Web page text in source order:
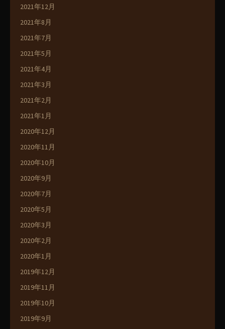
2021年12月
2021年8月
2021年7月
2021年5月
2021年4月
2021年3月
2021年2月
2021年1月
2020年12月
2020年11月
2020年10月
2020年9月
2020年7月
2020年5月
2020年3月
2020年2月
2020年1月
2019年12月
2019年11月
2019年10月
2019年9月